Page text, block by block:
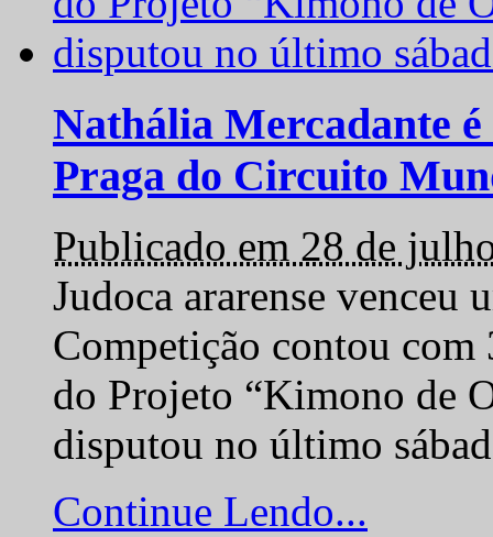
Nathália Mercadante
Praga do Circuito
Publicado em 28 de
Judoca ararense venceu
Competição contou com
do Projeto “Kimono de
disputou no último
Continue Lendo...